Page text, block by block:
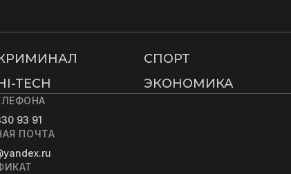
СПОРТ
TECH ЭКОНОМИКА
93 91
ПОЧТА